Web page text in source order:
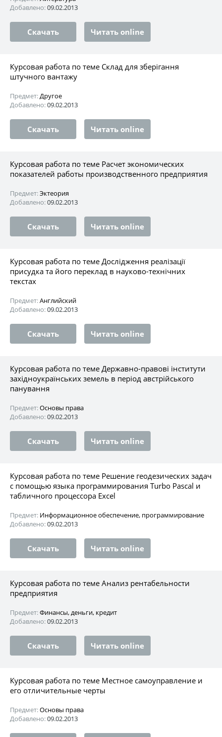
Добавлено:09.02.2013
Скачать Читать online
Курсовая работа по теме Склад для зберігання
штучного вантажу
Предмет:Другое
Добавлено:09.02.2013
Скачать Читать online
Курсовая работа по теме Расчет экономических
показателей работы производственного предприятия
Предмет:Эктеория
Добавлено:09.02.2013
Скачать Читать online
Курсовая работа по теме Дослідження реалізації
присудка та його переклад в науково-технічних
текстах
Предмет:Английский
Добавлено:09.02.2013
Скачать Читать online
Курсовая работа по теме Державно-правові інститути
західноукраїнських земель в період австрійського
панування
Предмет:Основы права
Добавлено:09.02.2013
Скачать Читать online
Курсовая работа по теме Решение геодезических задач
с помощью языка программирования Turbo Pascal и
табличного процессора Excel
Предмет: Информационное обеспечение, программирование
Добавлено:09.02.2013
Скачать Читать online
Курсовая работа по теме Анализ рентабельности
предприятия
Предмет:Финансы, деньги, кредит
Добавлено:09.02.2013
Скачать Читать online
Курсовая работа по теме Местное самоуправление и
его отличительные черты
Предмет:Основы права
Добавлено:09.02.2013